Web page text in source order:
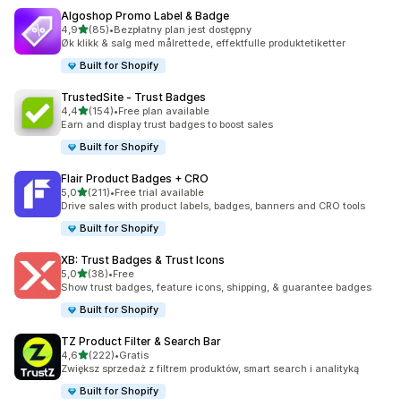
Algoshop Promo Label & Badge
4,9na 5 gwiazdek
(85)
Łączna liczba recenzji: 85
•Bezpłatny plan jest dostępny
Øk klikk & salg med målrettede, effektfulle produktetiketter
Built for Shopify
TrustedSite ‑ Trust Badges
4,4na 5 gwiazdek
(154)
Łączna liczba recenzji: 154
•Free plan available
Earn and display trust badges to boost sales
Built for Shopify
Flair Product Badges + CRO
5,0na 5 gwiazdek
(211)
Łączna liczba recenzji: 211
•Free trial available
Drive sales with product labels, badges, banners and CRO tools
Built for Shopify
XB: Trust Badges & Trust Icons
5,0na 5 gwiazdek
(38)
Łączna liczba recenzji: 38
•Free
Show trust badges, feature icons, shipping, & guarantee badges
Built for Shopify
TZ Product Filter & Search Bar
4,6na 5 gwiazdek
(222)
Łączna liczba recenzji: 222
•Gratis
Zwiększ sprzedaż z filtrem produktów, smart search i analityką
Built for Shopify